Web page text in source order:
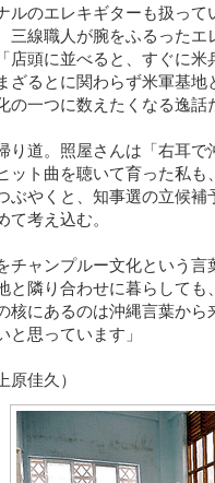
ルのエレキギターも扱って
三線職人が腕をふるった
店頭に並べると、すぐに
ざるとに関わらず米軍基
の一つに数えたくなる逸話
道。照屋さんは「右耳で
ット曲を聴いて育った私
ぶやくと、知事選の立候補
て考え込む。
ャンプルー文化という言
と隣り合わせに暮らして
核にあるのは沖縄言葉か
と思っています」
佳久）